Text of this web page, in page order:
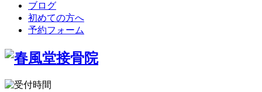
ブログ
初めての方へ
予約フォーム